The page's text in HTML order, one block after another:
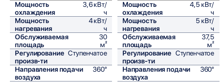
Мощность
охлаждения
3,6 кВт/
ч
Мощность
нагревания
4 кВт/
ч
Обслуживаемая
площадь
30
м²
Регулирование
произв-ти
Ступенчатое
Направления подачи
воздуха
360°
Мощность
охлаждения
4,5 кВт/
ч
Мощность
нагревания
5 кВт/
ч
Обслуживаемая
площадь
37,5
м²
Регулирование
произв-ти
Ступенчатое
Направления подачи
воздуха
360°